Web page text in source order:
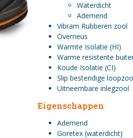
Waterdicht
Ademend
Vibram Rubberen zool
Overneus
Warmte Isolatie (HI)
Warme resistente
Koude Isolatie (CI)
Slip bestendige
Uitneembare inlegzool
Eigenschappen
Ademend
Goretex (waterdicht)